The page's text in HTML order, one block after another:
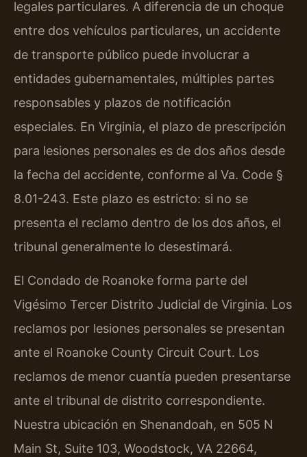
legales particulares. A diferencia de un choque
entre dos vehículos particulares, un accidente
de transporte público puede involucrar a
entidades gubernamentales, múltiples partes
responsables y plazos de notificación
especiales. En Virginia, el plazo de prescripción
para lesiones personales es de dos años desde
la fecha del accidente, conforme al Va. Code §
8.01-243. Este plazo es estricto: si no se
presenta el reclamo dentro de los dos años, el
tribunal generalmente lo desestimará.
El Condado de Roanoke forma parte del
Vigésimo Tercer Distrito Judicial de Virginia. Los
reclamos por lesiones personales se presentan
ante el Roanoke County Circuit Court. Los
reclamos de menor cuantía pueden presentarse
ante el tribunal de distrito correspondiente.
Nuestra ubicación en Shenandoah, en 505 N
Main St, Suite 103, Woodstock, VA 22664,